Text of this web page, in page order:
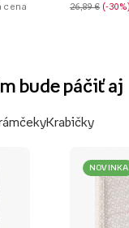
cena
26,89 € -30%
bude páčiť aj
Krabičky
NOVINKA